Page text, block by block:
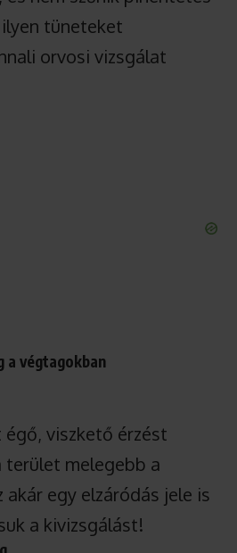
tüneteket
orvosi vizsgálat
a végtagokban
viszkető érzést
terület melegebb a
egy elzáródás jele is
a kivizsgálást!